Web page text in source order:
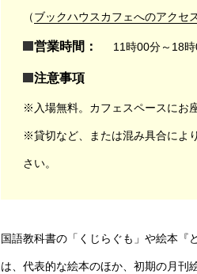
（ブックハウスカフェへのアクセ
営業時間： 11時00分～18時
注意事項
※入場無料。カフェスペースにお
※貸切など、または混み具合によ
さい。
国語教科書の「くじらぐも」や絵本『
は、代表的な絵本のほか、初期の月刊